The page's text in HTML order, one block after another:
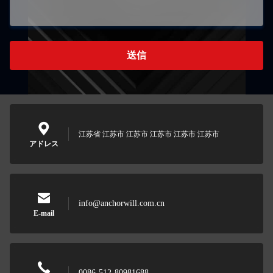
送信
アドレス
江苏省 江苏市 江苏市 江苏市 江苏市 江苏市
E-mail
info@anchorwill.com.cn